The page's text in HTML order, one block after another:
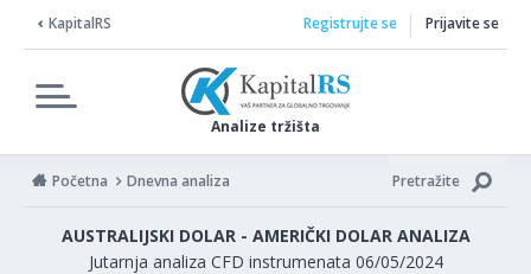
KapitalRS
Analize tržišta
Registrujte se Prijavite se
Početna Dnevna analiza Pretražite
AUSTRALIJSKI DOLAR - AMERIČKI DOLAR ANALIZA
Jutarnja analiza CFD instrumenata 06/05/2024